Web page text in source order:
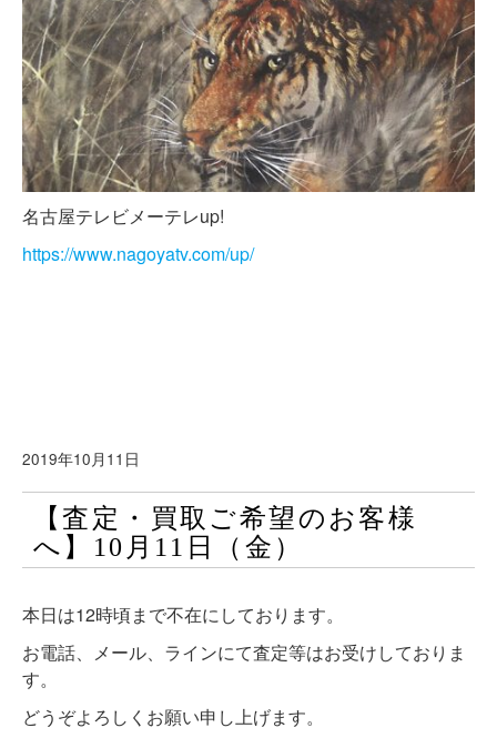
名古屋テレビメーテレup!
https://www.nagoyatv.com/up/
2019年10月11日
【査定・買取ご希望のお客様
へ】10月11日（金）
本日は12時頃まで不在にしております。
お電話、メール、ラインにて査定等はお受けしておりま
す。
どうぞよろしくお願い申し上げます。